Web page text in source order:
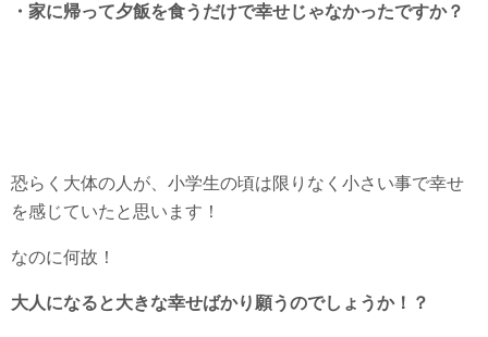
・家に帰って夕飯を食うだけで幸せじゃなかったですか？
恐らく大体の人が、小学生の頃は限りなく小さい事で幸せ
を感じていたと思います！
なのに何故！
大人になると大きな幸せばかり願うのでしょうか！？